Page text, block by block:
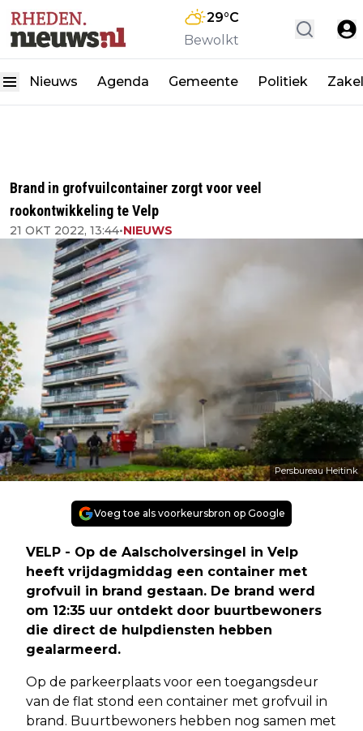
29°C
Bewolkt
Nieuws Agenda Gemeente Politiek
Brand in grofvuilcontainer zorgt voor veel
rookontwikkeling te Velp
21 OKT 2022, 13:44•NIEUWS
Persbureau Heitink
Voeg toe als voorkeursbron op Google
VELP - Op de Aalscholversingel in Velp
heeft vrijdagmiddag een container met
grofvuil in brand gestaan. De brand werd
om 12:35 uur ontdekt door buurtbewoners
die direct de hulpdiensten hebben
gealarmeerd.
Op de parkeerplaats voor een toegangsdeur
van de flat stond een container met grofvuil in
brand. Buurtbewoners hebben nog samen met